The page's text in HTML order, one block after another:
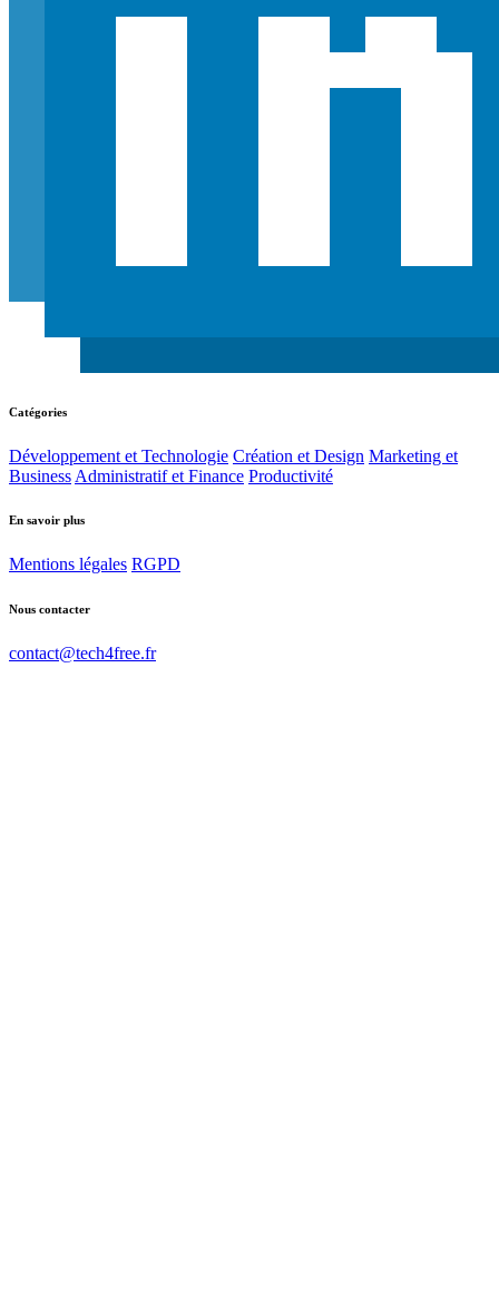
Catégories
Développement et Technologie Création et Design Marketing et
Business Administratif et Finance Productivité
En savoir plus
Mentions légales RGPD
Nous contacter
contact@tech4free.fr